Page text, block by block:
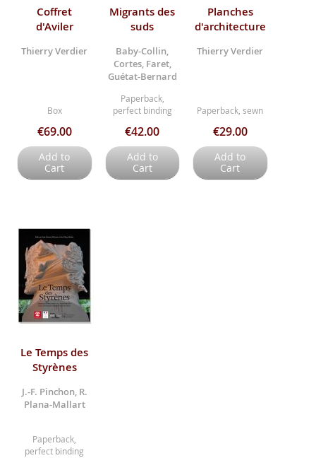
Coffret
d'Aviler
Thierry Verdier
Box
€69.00
Add to
Cart
Migrants des
suds
Baby-Collin,
Cortes, Faret,
Guétat-Bernard
Paperback,
perfect binding
€42.00
Add to
Cart
Planches
d'architecture
Thierry Verdier
Paperback, sewn
€29.00
Add to
Cart
Le Temps des
Styrènes
J.-F. Pinchon, R.
Plana-Mallart
Paperback,
perfect binding